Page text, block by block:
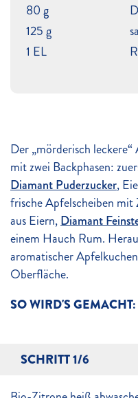
Der „mörderisch
mit zwei Backphasen:
Diamant Puderzucker,
frische Apfelscheiben mit
aus Eiern,Diamant
einem Hauch Rum.
aromatischer
Oberfläche.
SO WIRD'S GEMACHT:
SCHRITT 1/6
80 g
125 g
1 EL